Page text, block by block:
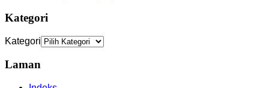
Kategori
Kategori
Laman